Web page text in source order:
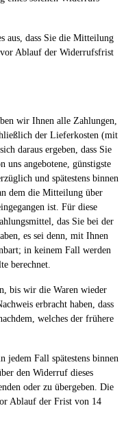
aus, dass Sie die Mitteilung
Ablauf der Widerrufsfrist
wir Ihnen alle Zahlungen,
der Lieferkosten (mit
daraus ergeben, dass Sie
uns angebotene, günstigste
und spätestens binnen
dem die Mitteilung über
ist. Für diese
das Sie bei der
es sei denn, mit Ihnen
in keinem Fall werden
berechnet.
bis wir die Waren wieder
erbracht haben, dass
welches der frühere
jedem Fall spätestens binnen
den Widerruf dieses
oder zu übergeben. Die
Ablauf der Frist von 14